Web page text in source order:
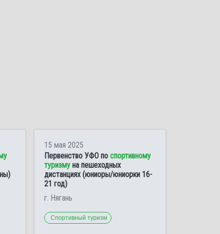
15 мая 2025
Первенство УФО по спортивному
туризму на пешеходных
дистанциях (юниоры/юниорки 16-
21 год)
г. Нягань
Спортивный туризм